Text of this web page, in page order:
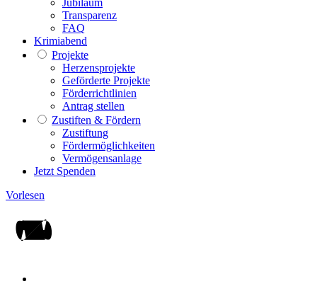
Jubiläum
Transparenz
FAQ
Krimiabend
Projekte
Herzensprojekte
Geförderte Projekte
Förderrichtlinien
Antrag stellen
Zustiften & Fördern
Zustiftung
Fördermöglichkeiten
Vermögensanlage
Jetzt Spenden
Vorlesen